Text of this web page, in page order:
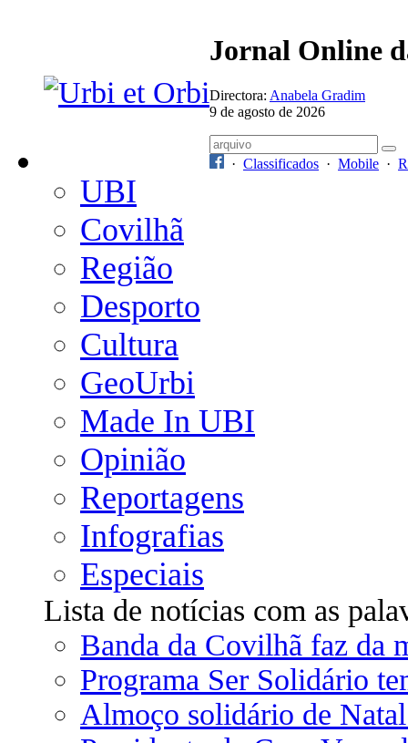
Jornal Online
Directora: Anabela Gradim
9 de agosto de 2026
· Classificados · Mobile ·
UBI
Covilhã
Região
Desporto
Cultura
GeoUrbi
Made In UBI
Opinião
Reportagens
Infografias
Especiais
Lista de notícias com as
Banda da Covilhã faz da
Programa Ser Solidário
Almoço solidário de